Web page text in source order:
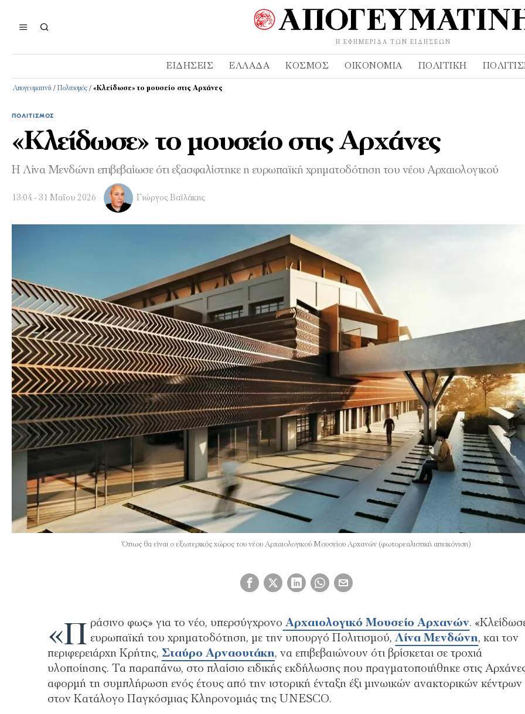
Η ΕΦΗΜΕΡΊΔΑ ΤΩΝ ΕΙΔΉΣΕΩΝ
ΕΙΔΉΣΕΙΣ ΕΛΛΆΔΑ ΚΌΣΜΟΣ ΟΙΚΟΝΟΜΊΑ ΠΟΛΙΤΙΚΉ
Απογευματινή / Πολιτισμός / «Κλείδωσε» το μουσείο στις Αρχάνες
ΠΟΛΙΤΙΣΜΌΣ
«Κλείδωσε» το μουσείο στις Αρχάνες
Η Λίνα Μενδώνη επιβεβαίωσε ότι εξασφαλίστηκε η ευρωπαϊκή χρηματοδότηση του νέου Αρχαιολογικού
13:04 - 31 Μαΐου 2026 Γιώργος Βαϊλάκης
Όπως θα είναι ο εξωτερικός χώρος του νέου Αρχαιολογικού Μουσείου Αρχανών (φωτορεαλιστική απεικόνιση)
«Π ράσινο φως» για το νέο, υπερσύγχρονο Αρχαιολογικό Μουσείο Αρχανών.
ευρωπαϊκή του χρηματοδότηση, με την υπουργό Πολιτισμού,Λίνα Μενδώνη, και τον
περιφερειάρχη Κρήτης, Σταύρο Αρναουτάκη, να επιβεβαιώνουν ότι βρίσκεται σε τροχιά
υλοποίησης. Τα παραπάνω, στο πλαίσιο ειδικής εκδήλωσης που πραγματοποιήθηκε στις
αφορμή τη συμπλήρωση ενός έτους από την ιστορική ένταξη έξι μινωικών ανακτορικών κέντρων
στον Κατάλογο Παγκόσμιας Κληρονομιάς της UNESCO.